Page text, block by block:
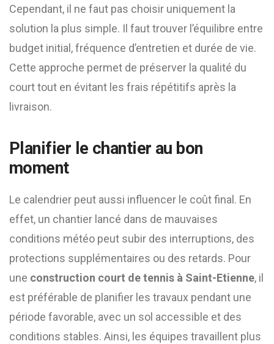
Cependant, il ne faut pas choisir uniquement la
solution la plus simple. Il faut trouver l’équilibre entre
budget initial, fréquence d’entretien et durée de vie.
Cette approche permet de préserver la qualité du
court tout en évitant les frais répétitifs après la
livraison.
Planifier le chantier au bon
moment
Le calendrier peut aussi influencer le coût final. En
effet, un chantier lancé dans de mauvaises
conditions météo peut subir des interruptions, des
protections supplémentaires ou des retards. Pour
une construction court de tennis à Saint-Etienne, il
est préférable de planifier les travaux pendant une
période favorable, avec un sol accessible et des
conditions stables. Ainsi, les équipes travaillent plus